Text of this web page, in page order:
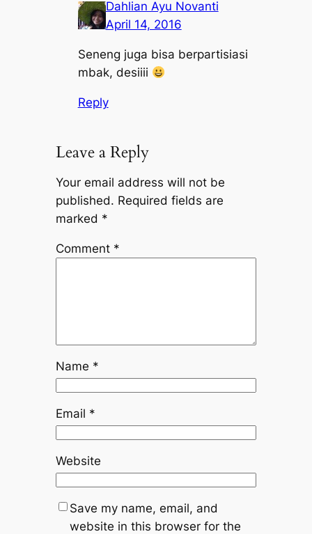
Dahlian Ayu Novanti
April 14, 2016
Seneng juga bisa berpartisiasi
mbak, desiiii
Reply
Leave a Reply
Your email address will not be
published. Required fields are
marked *
Comment *
Name *
Email *
Website
Save my name, email, and
website in this browser for the